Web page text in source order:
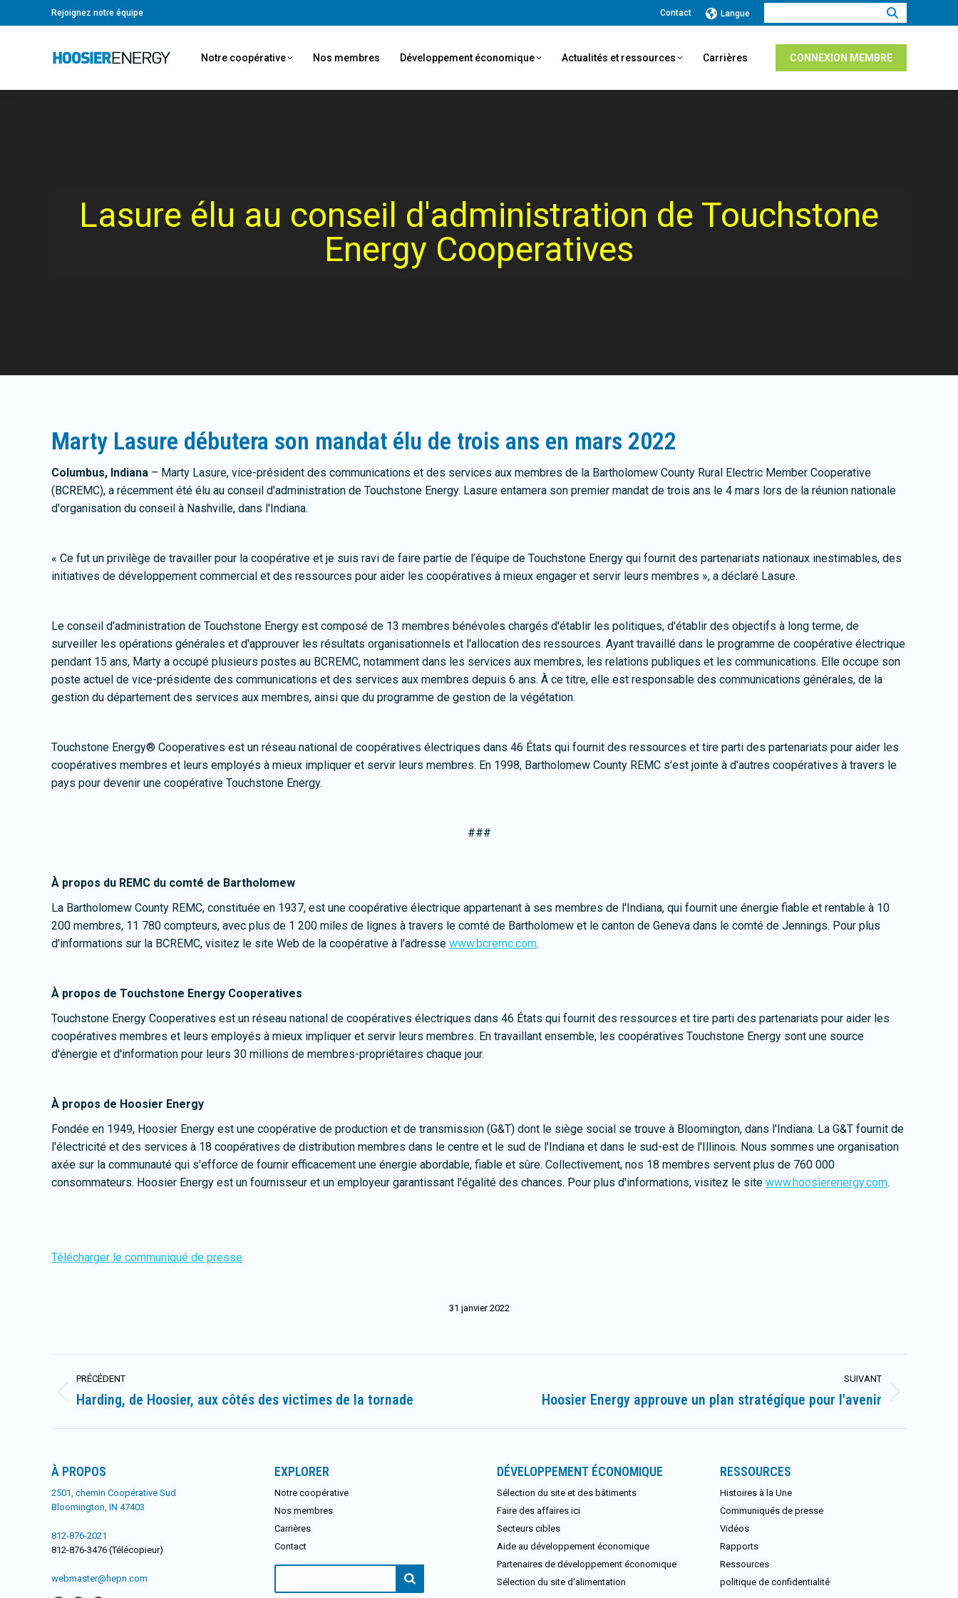
Rejoignez notre équipe Contact Langue
:
Notre coopérative Nos membres Développement économique Actualités et ressources Carrières CONNEXION MEMBRE
Lasure élu au conseil d'administration de Touchstone
Energy Cooperatives
Marty Lasure débutera son mandat élu de trois ans en mars 2022
Columbus, Indiana – Marty Lasure, vice-président des communications et des services aux membres de la Bartholomew County Rural Electric Member Cooperative
(BCREMC), a récemment été élu au conseil d'administration de Touchstone Energy. Lasure entamera son premier mandat de trois ans le 4 mars lors de la réunion nationale
d'organisation du conseil à Nashville, dans l'Indiana.
« Ce fut un privilège de travailler pour la coopérative et je suis ravi de faire partie de l’équipe de Touchstone Energy qui fournit des partenariats nationaux inestimables, des
initiatives de développement commercial et des ressources pour aider les coopératives à mieux engager et servir leurs membres », a déclaré Lasure.
Le conseil d'administration de Touchstone Energy est composé de 13 membres bénévoles chargés d'établir les politiques, d'établir des objectifs à long terme, de
surveiller les opérations générales et d'approuver les résultats organisationnels et l'allocation des ressources. Ayant travaillé dans le programme de coopérative électrique
pendant 15 ans, Marty a occupé plusieurs postes au BCREMC, notamment dans les services aux membres, les relations publiques et les communications. Elle occupe son
poste actuel de vice-présidente des communications et des services aux membres depuis 6 ans. À ce titre, elle est responsable des communications générales, de la
gestion du département des services aux membres, ainsi que du programme de gestion de la végétation.
Touchstone Energy® Cooperatives est un réseau national de coopératives électriques dans 46 États qui fournit des ressources et tire parti des partenariats pour aider les
coopératives membres et leurs employés à mieux impliquer et servir leurs membres. En 1998, Bartholomew County REMC s'est jointe à d'autres coopératives à travers le
pays pour devenir une coopérative Touchstone Energy.
###
À propos du REMC du comté de Bartholomew
La Bartholomew County REMC, constituée en 1937, est une coopérative électrique appartenant à ses membres de l'Indiana, qui fournit une énergie fiable et rentable à 10
200 membres, 11 780 compteurs, avec plus de 1 200 miles de lignes à travers le comté de Bartholomew et le canton de Geneva dans le comté de Jennings. Pour plus
d'informations sur la BCREMC, visitez le site Web de la coopérative à l'adresse www.bcremc.com.
À propos de Touchstone Energy Cooperatives
Touchstone Energy Cooperatives est un réseau national de coopératives électriques dans 46 États qui fournit des ressources et tire parti des partenariats pour aider les
coopératives membres et leurs employés à mieux impliquer et servir leurs membres. En travaillant ensemble, les coopératives Touchstone Energy sont une source
d'énergie et d'information pour leurs 30 millions de membres-propriétaires chaque jour.
À propos de Hoosier Energy
Fondée en 1949, Hoosier Energy est une coopérative de production et de transmission (G&T) dont le siège social se trouve à Bloomington, dans l'Indiana. La G&T fournit de
l'électricité et des services à 18 coopératives de distribution membres dans le centre et le sud de l'Indiana et dans le sud-est de l'Illinois. Nous sommes une organisation
axée sur la communauté qui s'efforce de fournir efficacement une énergie abordable, fiable et sûre. Collectivement, nos 18 membres servent plus de 760 000
consommateurs. Hoosier Energy est un fournisseur et un employeur garantissant l'égalité des chances. Pour plus d'informations, visitez le site www.hoosierenergy.com.
Télécharger le communiqué de presse
31 janvier 2022
Navigation
article
PRÉCÉDENT
Article
Harding, de Hoosier, aux côtés des victimes de la tornade
SUIVANT
Hoosier Energy approuve un plan stratégique pour l'avenir
À PROPOS
2501, chemin Coopérative Sud
Bloomington, IN 47403
812-876-2021
812-876-3476 (Télécopieur)
webmaster@hepn.com
EXPLORER
Notre coopérative
Nos membres
Carrières
Contact
DÉVELOPPEMENT ÉCONOMIQUE
Sélection du site et des bâtiments
Faire des affaires ici
Secteurs cibles
Aide au développement économique
Partenaires de développement économique
Sélection du site d'alimentation
RESSOURCES
Histoires à la Une
Communiqués de presse
Vidéos
Rapports
Ressources
politique de confidentialité